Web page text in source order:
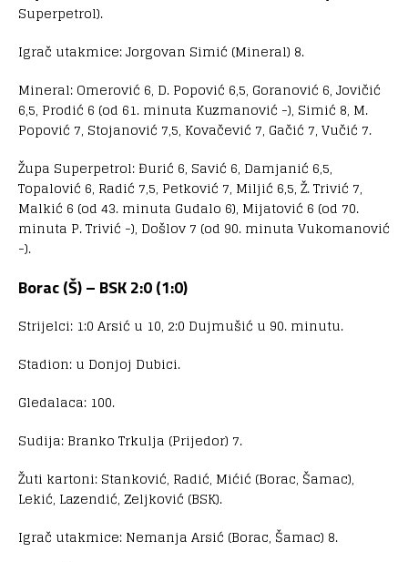
Superpetrol).
Igrač utakmice: Jorgovan Simić (Mineral) 8.
Mineral: Omerović 6, D. Popović 6,5, Goranović 6, Jovičić
6,5, Prodić 6 (od 61. minuta Kuzmanović -), Simić 8, M.
Popović 7, Stojanović 7,5, Kovačević 7, Gačić 7, Vučić 7.
Župa Superpetrol: Đurić 6, Savić 6, Damjanić 6,5,
Topalović 6, Radić 7,5, Petković 7, Miljić 6,5, Ž. Trivić 7,
Malkić 6 (od 43. minuta Gudalo 6), Mijatović 6 (od 70.
minuta P. Trivić -), Došlov 7 (od 90. minuta Vukomanović
-).
Borac (Š) – BSK 2:0 (1:0)
Strijelci: 1:0 Arsić u 10, 2:0 Dujmušić u 90. minutu.
Stadion: u Donjoj Dubici.
Gledalaca: 100.
Sudija: Branko Trkulja (Prijedor) 7.
Žuti kartoni: Stanković, Radić, Mićić (Borac, Šamac),
Lekić, Lazendić, Zeljković (BSK).
Igrač utakmice: Nemanja Arsić (Borac, Šamac) 8.